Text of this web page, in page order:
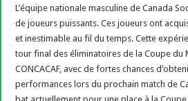
L’équipe nationale masculine de Canada
de joueurs puissants. Ces joueurs ont
et inestimable au fil du temps. Cette
tour final des éliminatoires de la Coupe du
CONCACAF, avec de fortes chances
performances lors du prochain match de